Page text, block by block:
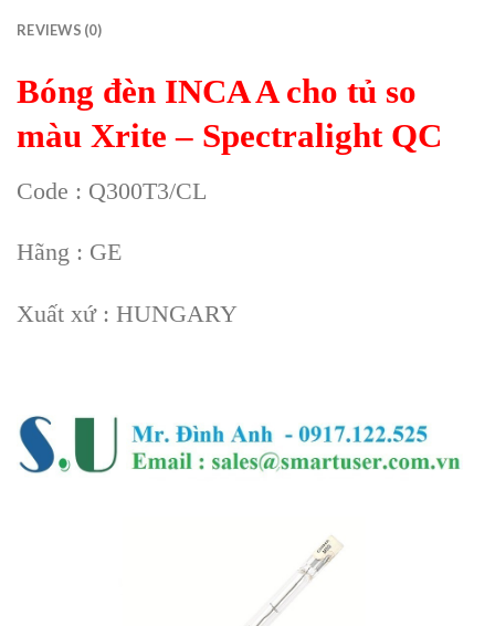
REVIEWS (0)
Bóng đèn INCA A cho tủ so
màu Xrite – Spectralight QC
Code : Q300T3/CL
Hãng : GE
Xuất xứ : HUNGARY